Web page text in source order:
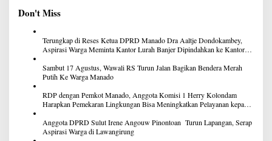
Don't Miss
Terungkap di Reses Ketua DPRD Manado Dra Aaltje Dondokambey,
Aspirasi Warga Meminta Kantor Lurah Banjer Dipindahkan ke Kantor
Sambut 17 Agustus, Wawali RS Turun Jalan Bagikan Bendera Merah
Putih Ke Warga Manado
RDP dengan Pemkot Manado, Anggota Komisi 1 Herry Kolondam
Harapkan Pemekaran Lingkungan Bisa Meningkatkan Pelayanan kepada
Anggota DPRD Sulut Irene Angouw Pinontoan Turun Lapangan, Serap
Aspirasi Warga di Lawangirung